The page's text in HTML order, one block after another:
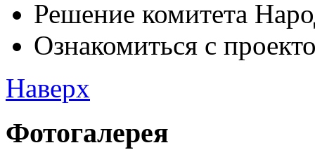
Решение комитета
Ознакомиться с
Наверх
Фотогалерея